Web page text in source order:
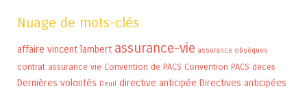
Nuage de mots-clés
affaire vincent lambert assurance-vie assurance obsèques
contrat assurance vie Convention de PACS Convention PACS deces
Dernières volontés Deuil directive anticipée Directives anticipées